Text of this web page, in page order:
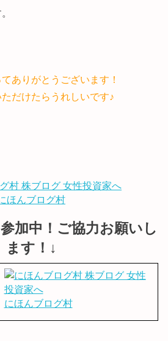
ありがとうございます！
だけたらうれしいです♪
ほんブログ村
加中！ご協力お願いし
ます！↓
にほんブログ村